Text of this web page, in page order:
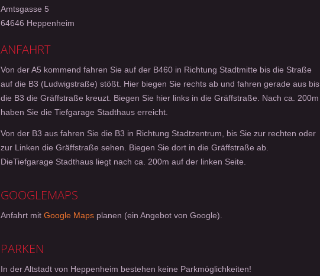
Amtsgasse 5
64646 Heppenheim
ANFAHRT
Von der A5 kommend fahren Sie auf der B460 in Richtung Stadtmitte bis die Straße
auf die B3 (Ludwigstraße) stößt. Hier biegen Sie rechts ab und fahren gerade aus bis
die B3 die Gräffstraße kreuzt. Biegen Sie hier links in die Gräffstraße. Nach ca. 200m
haben Sie die Tiefgarage Stadthaus erreicht.
Von der B3 aus fahren Sie die B3 in Richtung Stadtzentrum, bis Sie zur rechten oder
zur Linken die Gräffstraße sehen. Biegen Sie dort in die Gräffstraße ab.
DieTiefgarage Stadthaus liegt nach ca. 200m auf der linken Seite.
GOOGLEMAPS
Anfahrt mit Google Maps planen (ein Angebot von Google).
PARKEN
In der Altstadt von Heppenheim bestehen keine Parkmöglichkeiten!